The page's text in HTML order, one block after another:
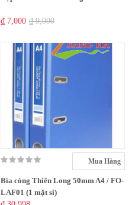
₫ 7,000 ₫ 9,000
Mua Hàng
Bìa còng Thiên Long 50mm A4 / FO-
LAF01 (1 mặt si)